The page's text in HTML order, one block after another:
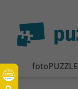
fotoPUZZLE